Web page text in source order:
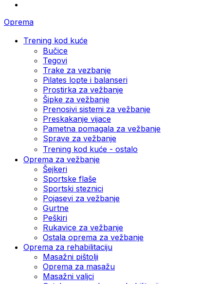
Oprema
Trening kod kuće
Bučice
Tegovi
Trake za vezbanje
Pilates lopte i balanseri
Prostirka za vežbanje
Šipke za vežbanje
Prenosivi sistemi za vežbanje
Preskakanje vijace
Pametna pomagala za vežbanje
Sprave za vežbanje
Trening kod kuće - ostalo
Oprema za vežbanje
Šejkeri
Sportske flaše
Sportski steznici
Pojasevi za vežbanje
Gurtne
Peškiri
Rukavice za vežbanje
Ostala oprema za vežbanje
Oprema za rehabilitaciju
Masažni pištolji
Oprema za masažu
Masažni valjci